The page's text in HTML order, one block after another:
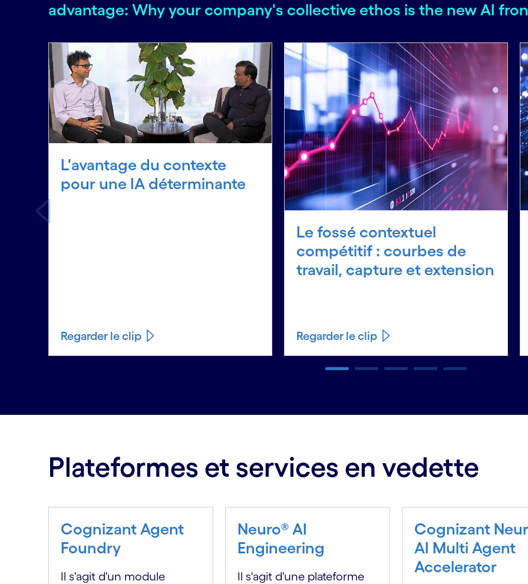
advantage: Why your company's collective ethos is the new AI
Carousel starts
L'avantage du contexte
pour une IA déterminante
Regarder le clip
Le fossé contextuel
compétitif : courbes de
travail, capture et extension
Regarder le clip
Plateformes et services en vedette
Cognizant Agent
Foundry
Il s'agit d'un module
Neuro® AI
Engineering
Il s'agit d'une plateforme
Cognizant
AI Multi Agent
Accelerator